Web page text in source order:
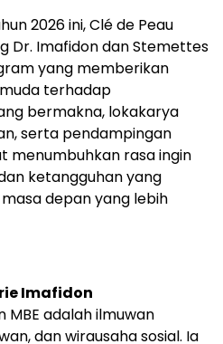
2026 ini, Clé de Peau
Dr. Imafidon dan Stemettes
yang memberikan
terhadap
bermakna, lokakarya
serta pendampingan
menumbuhkan rasa ingin
ketangguhan yang
depan yang lebih
Imafidon
MBE adalah ilmuwan
dan wirausaha sosial. Ia